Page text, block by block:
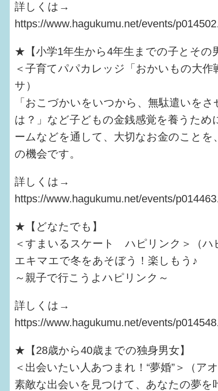
詳しくは→
https://www.hagukumu.net/events/
★【小学1年生から4年生までの子とその
＜子育てパパカレッジ「おかいもの大作
サ）
「おこづかいをいつから、無駄遣いを
は？」など子どもの金銭感覚を養うため
ームなどを通して、大切なお金のことを
の機会です。
詳しくは→
https://www.hagukumu.net/events/
★【どなたでも】
＜すまいるスケート ハピリンク＞（ハ
エキマエで冬をあそぼう！楽しもう♪
～親子で行こうよハピリンク～
詳しくは→
https://www.hagukumu.net/events/
★【28歳から40歳までの独身男女】
＜出会いたい人あつまれ！“夢婚”＞（ア
素敵な出会いを見つけて、あなたの夢を
ソーシャルメディア
すまいるサポート行事案内